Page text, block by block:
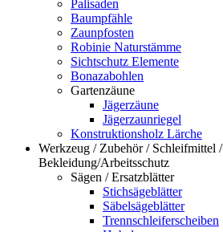
Palisaden
Baumpfähle
Zaunpfosten
Robinie Naturstämme
Sichtschutz Elemente
Bonazabohlen
Gartenzäune
Jägerzäune
Jägerzaunriegel
Konstruktionsholz Lärche
Werkzeug / Zubehör / Schleifmittel /
Bekleidung/Arbeitsschutz
Sägen / Ersatzblätter
Stichsägeblätter
Säbelsägeblätter
Trennschleiferscheiben